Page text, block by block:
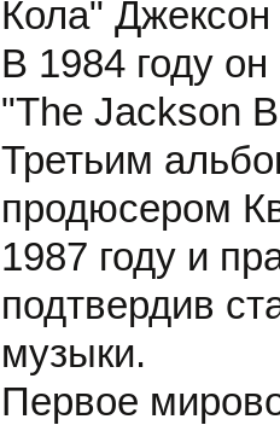
Кола"
В 1984 году
"The Jackson
Третьим
продюсером
1987 году и
подтвердив
музыки.
Первое